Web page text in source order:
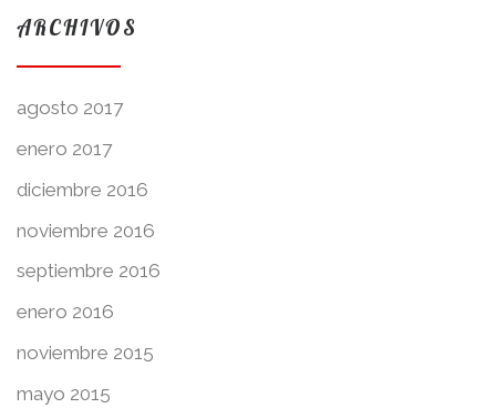
ARCHIVOS
agosto 2017
enero 2017
diciembre 2016
noviembre 2016
septiembre 2016
enero 2016
noviembre 2015
mayo 2015